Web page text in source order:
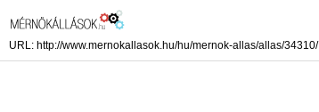
URL: http://www.mernokallasok.hu/hu/mernok-allas/allas/34310/